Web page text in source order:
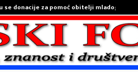
se donacije za pomoć obitelji mladog…